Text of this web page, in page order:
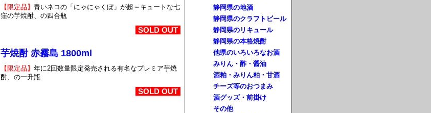
【限定品】 青いネコの「にゃにゃくぼ」が超～キュートな七
窪の芋焼酎、の四合瓶
SOLD OUT
芋焼酎 赤霧島 1800ml
【限定品】 年に2回数量限定発売される有名なプレミア芋焼
酎、の一升瓶
SOLD OUT
静岡県の地酒
静岡県のクラフトビール
静岡県のリキュール
静岡県の本格焼酎
他県のいろいろなお酒
みりん・酢・醤油
酒粕・みりん粕・甘酒
チーズ等のおつまみ
酒グッズ・前掛け
その他